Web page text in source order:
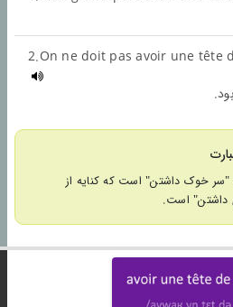
2.On ne doit pas avoir une tête
خوک داشتن" است که کنایه از
داشتن" است.